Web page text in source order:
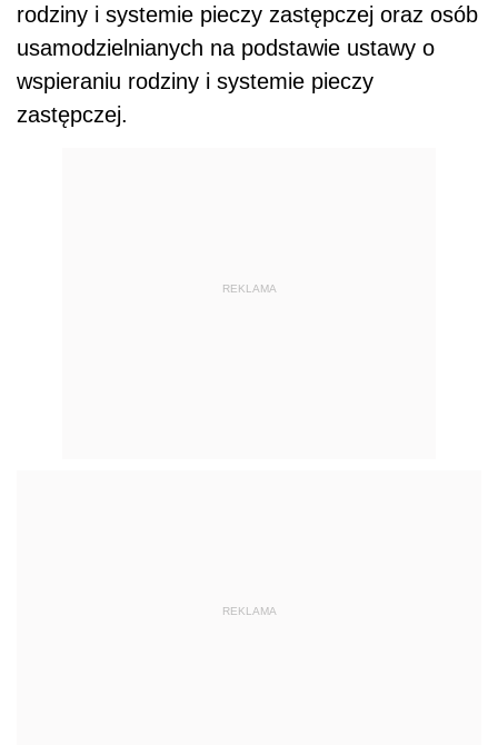
rodziny i systemie pieczy zastępczej oraz osób
usamodzielnianych na podstawie ustawy o
wspieraniu rodziny i systemie pieczy
zastępczej.
REKLAMA
REKLAMA